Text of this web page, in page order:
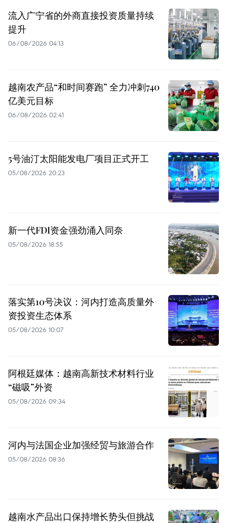
流入广宁省的外商直接投资质量持续
提升
06/08/2026 04:13
越南农产品“和时间赛跑” 全力冲刺740
亿美元目标
06/08/2026 02:41
5号油汀太阳能发电厂项目正式开工
05/08/2026 20:23
新一代FDI资金强劲涌入同奈
05/08/2026 18:55
落实第10号决议：河内打造高质量外
资投资生态体系
05/08/2026 10:07
阿根廷媒体：越南高新技术材料行业
“磁吸”外资
05/08/2026 09:34
河内与法国企业加强经贸与旅游合作
05/08/2026 08:36
越南水产品出口保持增长势头但挑战